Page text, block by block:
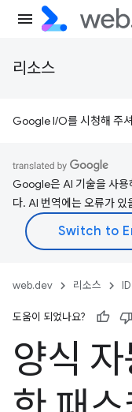
리소스
Google I/O를 시청해 주
Google은 AI 기술을 사용
다. AI 번역에는 오류가 있
web.dev 리소스 ID
도움이 되었나요?
양식